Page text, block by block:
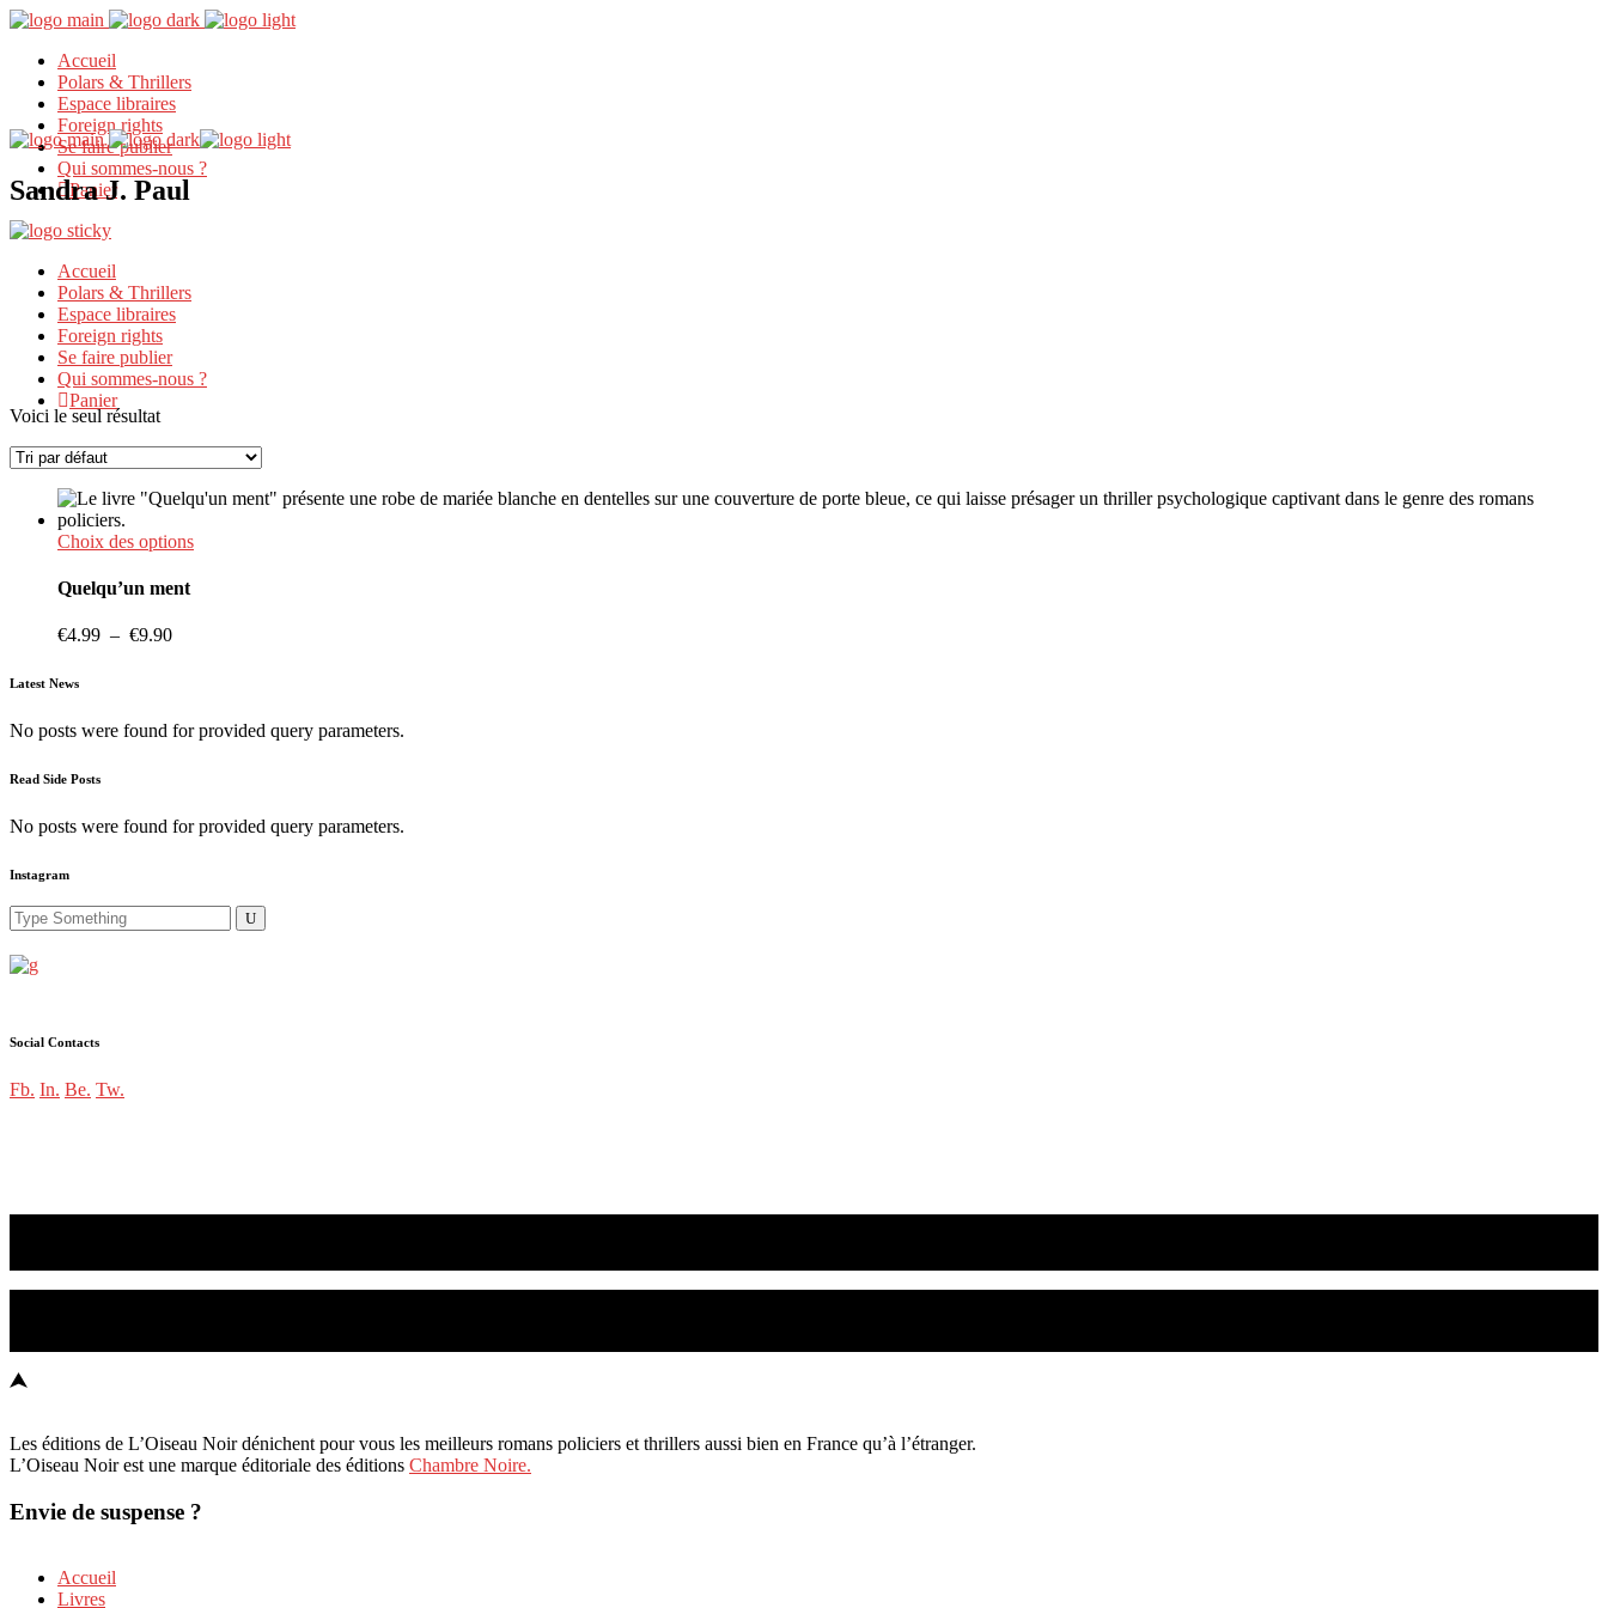
Accueil
Polars & Thrillers
Espace libraires
Foreign rights
Se faire publier
Qui sommes-nous ?
Panier
Accueil
Polars & Thrillers
Espace libraires
Foreign rights
Se faire publier
Qui sommes-nous ?
Panier
Sandra J. Paul
Voici le seul résultat
Choix des optionsCe
choisies
du
produit
Quelqu’un ment
€4.99 – €9.90Plage
à
€9.90
Latest News
No posts were found for provided query parameters.
Read Side Posts
No posts were found for provided query parameters.
Instagram
Search
for:
Social Contacts
Fb. In. Be. Tw.
Les éditions de L’Oiseau Noir dénichent pour vous les meilleurs romans policiers et thrillers aussi bien en France qu’à l’étranger.
L’Oiseau Noir est une marque éditoriale des éditions Chambre Noire.
Envie de suspense ?
Accueil
Livres